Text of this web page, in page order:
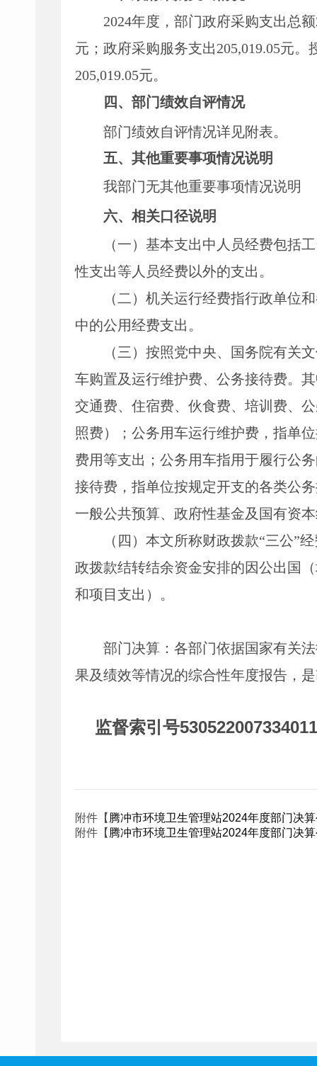
2024年度，部门政府采购支出总额
元；政府采购服务支出205,019.05元。
205,019.05元。
四、部门绩效自评情况
部门绩效自评情况详见附表。
五、其他重要事项情况说明
我部门无其他重要事项情况说明
六、相关口径说明
（一） 基本支出中人员经费包括
性支出等人员经费以外的支出。
（二） 机关运行经费指行政单位
中的公用经费支出 。
（三） 按照党中央、国务院有关
车购置及运行维护费、公务接待费。
交通费、住宿费、伙食费、培训费、
照费）；公务用车运行维护费，指单
费用等支出；公务用车指用于履行公
接待费，指单位按规定开支的各类公
一般公共预算、政府性基金及国有资
（四）本文所称财政拨款“三公”
政拨款结转结余资金安排的因公出国
和项目支出）。
部门决算：各部门依据国家有关
果及绩效等情况的综合性年度报告，
监督索引号
附件【 腾冲市环境卫生管理站2024年度部门决
附件【 腾冲市环境卫生管理站2024年度部门决